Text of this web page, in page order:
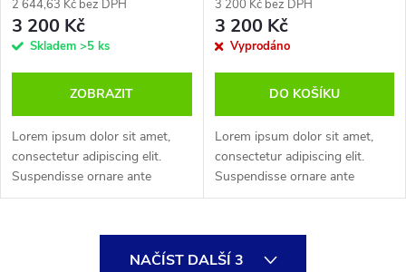
2 644,63 Kč bez DPH
3 200 Kč
Skladem >5 ks
ZOBRAZIT
Lorem ipsum dolor sit amet,
consectetur adipiscing elit.
Suspendisse ornare ante
scelerisque elit vestibulum,
hendrerit. Maecenas rhoncus
3 200 Kč bez DPH
3 200 Kč
Vyprodáno
DO KOŠÍKU
Lorem ipsum dolor sit amet,
consectetur adipiscing elit.
Suspendisse ornare ante
scelerisque elit vestibulum,
hendrerit. Maecenas rhoncus
enim leo, eget...
NAČÍST DALŠÍ 3